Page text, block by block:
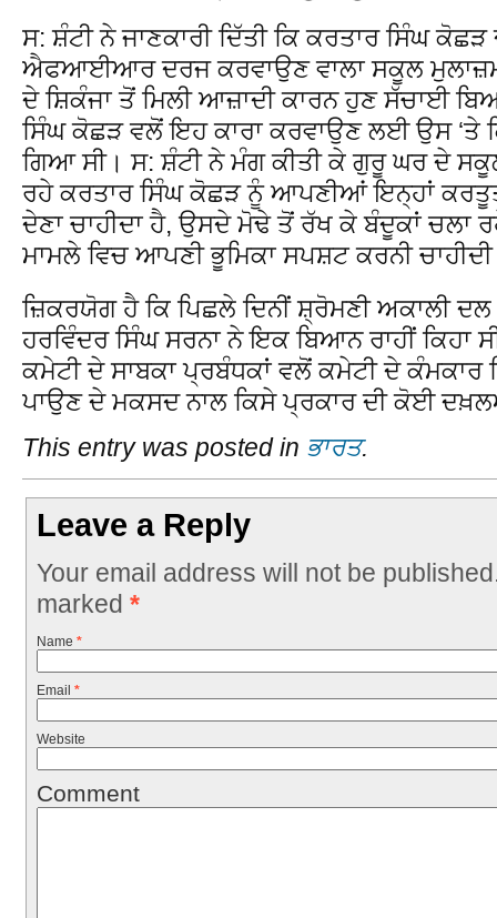
ਸ: ਸ਼ੰਟੀ ਨੇ ਜਾਣਕਾਰੀ ਦਿੱਤੀ ਕਿ ਕਰਤਾਰ ਸਿੰਘ
ਐਫਆਈਆਰ ਦਰਜ ਕਰਵਾਉਣ ਵਾਲਾ ਸਕੂਲ
ਦੇ ਸ਼ਿਕੰਜਾ ਤੋਂ ਮਿਲੀ ਆਜ਼ਾਦੀ ਕਾਰਨ ਹੁਣ ਸੱਚਾਈ
ਸਿੰਘ ਕੋਛੜ ਵਲੋਂ ਇਹ ਕਾਰਾ ਕਰਵਾਉਣ ਲਈ ਉਸ ‘ਤੇ
ਗਿਆ ਸੀ। ਸ: ਸ਼ੰਟੀ ਨੇ ਮੰਗ ਕੀਤੀ ਕੇ ਗੁਰੂ ਘਰ ਦੇ
ਰਹੇ ਕਰਤਾਰ ਸਿੰਘ ਕੋਛੜ ਨੂੰ ਆਪਣੀਆਂ ਇਨ੍ਹਾਂ
ਦੇਣਾ ਚਾਹੀਦਾ ਹੈ, ਉਸਦੇ ਮੋਢੇ ਤੋਂ ਰੱਖ ਕੇ ਬੰਦੂਕਾਂ ਚਲਾ
ਮਾਮਲੇ ਵਿਚ ਆਪਣੀ ਭੂਮਿਕਾ ਸਪਸ਼ਟ ਕਰਨੀ
ਜ਼ਿਕਰਯੋਗ ਹੈ ਕਿ ਪਿਛਲੇ ਦਿਨੀਂ ਸ਼੍ਰੋਮਣੀ ਅਕਾਲੀ
ਹਰਵਿੰਦਰ ਸਿੰਘ ਸਰਨਾ ਨੇ ਇਕ ਬਿਆਨ ਰਾਹੀਂ ਕਿਹਾ
ਕਮੇਟੀ ਦੇ ਸਾਬਕਾ ਪ੍ਰਬੰਧਕਾਂ ਵਲੋਂ ਕਮੇਟੀ ਦੇ ਕੰਮਕਾਰ
ਪਾਉਣ ਦੇ ਮਕਸਦ ਨਾਲ ਕਿਸੇ ਪ੍ਰਕਾਰ ਦੀ ਕੋਈ
This entry was posted in ਭਾਰਤ.
Leave a Reply
Your email address will not be
marked *
Name *
Email *
Website
Comment